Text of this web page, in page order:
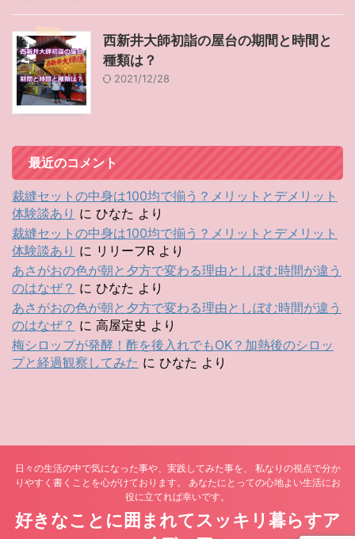
西新井大師初詣の屋台の期間と時間と
種類は？
2021/12/28
最近のコメント
裁縫セットの中身は100均で揃う？メリットとデメリット
体験談あり に ひなた より
裁縫セットの中身は100均で揃う？メリットとデメリット
体験談あり に リリーフR より
あさがおの色が朝と夕方で変わる理由としぼむ時間が違う
のはなぜ？ に ひなた より
あさがおの色が朝と夕方で変わる理由としぼむ時間が違う
のはなぜ？ に 高屋定史 より
梅シロップが発酵！酢を後入れでもOK？加熱後のシロッ
プと経過観察してみた に ひなた より
日々の生活の中で気になった事や、実践してみた事を、 私なりの視点で分か
りやすく書くことを心がけております。 あなたにとっての心地よい生活にお
役に立てれば幸いです。
好きなことに囲まれてスッキリ暮らすア